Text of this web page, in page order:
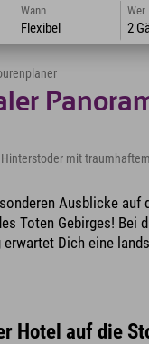
Wann
Flexibel
Wer
2
mit
Ausblicke auf
Toten Gebirges! Bei
erwartet Dich eine
Hotel auf die